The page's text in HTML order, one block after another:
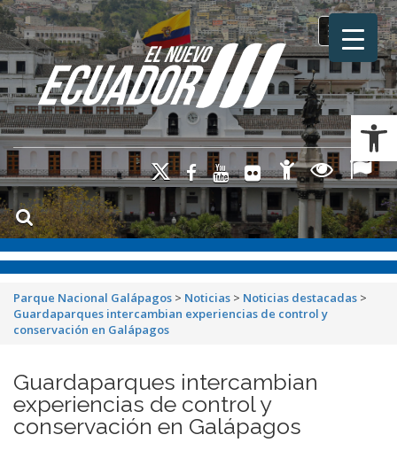
Toggle
Parque Nacional Galápagos > Noticias > Noticias destacadas >
Guardaparques intercambian experiencias de control y
conservación en Galápagos
Guardaparques intercambian
experiencias de control y
conservación en Galápagos